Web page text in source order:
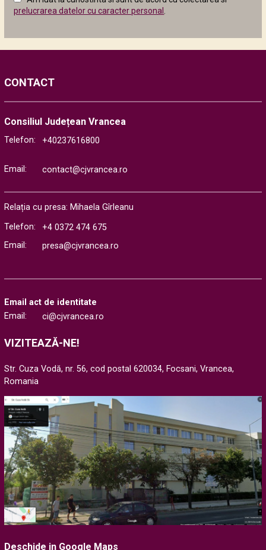
prelucrarea datelor cu caracter personal .
CONTACT
Consiliul Județean Vrancea
Telefon: +40237616800
Email: contact@cjvrancea.ro
Relația cu presa: Mihaela Gîrleanu
Telefon:
+4 0372 474 675
Email:
presa@cjvrancea.ro
Email act de identitate
Email:
ci@cjvrancea.ro
VIZITEAZĂ-NE!
Str. Cuza Vodă, nr. 56, cod postal 620034, Focsani, Vrancea,
Romania
Deschide in Google Maps